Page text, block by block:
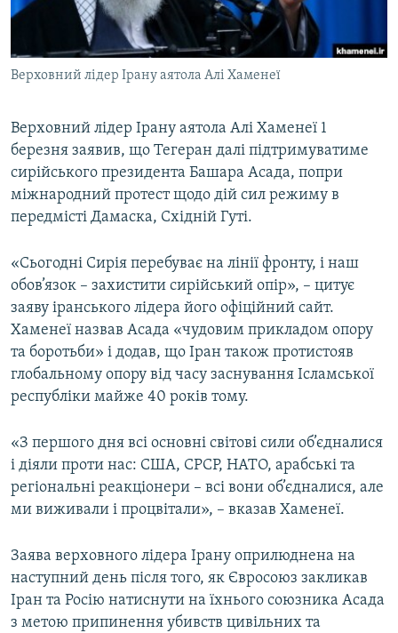
ВІДЕОУРОКИ «ELIFBE»
СВІДЧЕННЯ ОКУПАЦІЇ
УКРАЇНСЬКА ПРОБЛЕМА КРИМУ
Qırımtatar
Усі сайти RFE/RL
Верховний лідер Ірану аятола Алі Хаменеї
Верховний лідер Ірану аятола Алі Хаменеї 1
березня заявив, що Тегеран далі підтримуватиме
сирійського президента Башара Асада, попри
міжнародний протест щодо дій сил режиму в
передмісті Дамаска, Східній Гуті.
«Сьогодні Сирія перебуває на лінії фронту, і наш
обов’язок – захистити сирійський опір», – цитує
заяву іранського лідера його офіційний сайт.
Хаменеї назвав Асада «чудовим прикладом опору
та боротьби» і додав, що Іран також протистояв
глобальному опору від часу заснування Ісламської
республіки майже 40 років тому.
«З першого дня всі основні світові сили об’єдналися
і діяли проти нас: США, СРСР, НАТО, арабські та
регіональні реакціонери – всі вони об’єдналися, але
ми виживали і процвітали», – вказав Хаменеї.
Заява верховного лідера Ірану оприлюднена на
наступний день після того, як Євросоюз закликав
Іран та Росію натиснути на їхнього союзника Асада
з метою припинення убивств цивільних та